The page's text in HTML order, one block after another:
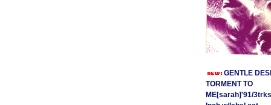
GENTLE
TORMENT TO
ME[sarah]'91/